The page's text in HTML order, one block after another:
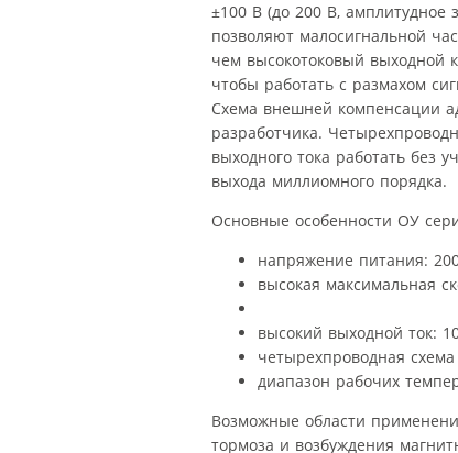
±100 В (до 200 В, амплитудное
позволяют малосигнальной
чем высокотоковый выходной
чтобы работать с размахом
Схема внешней компенсации
разработчика.
выходного тока работать без
выхода миллиомного порядка.
Основные особенности ОУ
напряжение питания:
высокая максимальная
высокий выходной ток:
четырехпроводная
диапазон рабочих
Возможные области
тормоза и возбуждения